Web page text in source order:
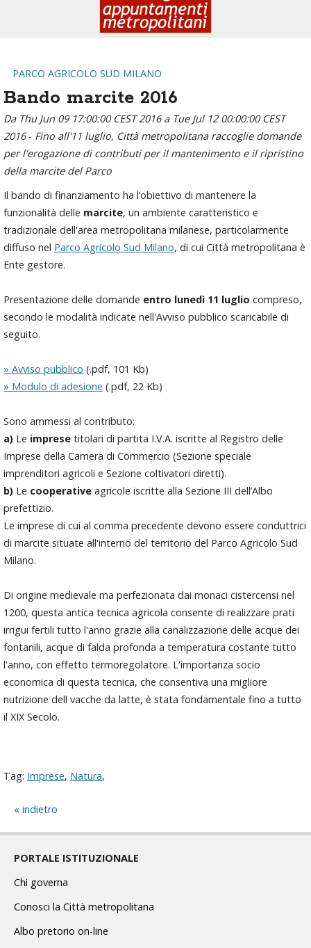
PARCO AGRICOLO SUD MILANO
Bando marcite 2016
Da Thu Jun 09 17:00:00 CEST 2016 a Tue Jul 12 00:00:00 CEST
2016- Fino all'11 luglio, Città metropolitana raccoglie domande
per l'erogazione di contributi per il mantenimento e il ripristino
della marcite del Parco
Il bando di finanziamento ha l’obiettivo di mantenere la
funzionalità delle marcite, un ambiente caratteristico e
tradizionale dell'area metropolitana milanese, particolarmente
diffuso nel Parco Agricolo Sud Milano, di cui Città metropolitana è
Ente gestore.
Presentazione delle domande entro lunedì 11 luglio compreso,
secondo le modalità indicate nell'Avviso pubblico scaricabile di
seguito.
» Avviso pubblico (.pdf, 101 Kb)
» Modulo di adesione (.pdf, 22 Kb)
Sono ammessi al contributo:
a) Le imprese titolari di partita I.V.A. iscritte al Registro delle
Imprese della Camera di Commercio (Sezione speciale
imprenditori agricoli e Sezione coltivatori diretti).
b) Le cooperative agricole iscritte alla Sezione III dell’Albo
prefettizio.
Le imprese di cui al comma precedente devono essere conduttrici
di marcite situate all'interno del territorio del Parco Agricolo Sud
Milano.
Di origine medievale ma perfezionata dai monaci cistercensi nel
1200, questa antica tecnica agricola consente di realizzare prati
irrigui fertili tutto l'anno grazie alla canalizzazione delle acque dei
fontanili, acque di falda profonda a temperatura costante tutto
l'anno, con effetto termoregolatore. L'importanza socio
economica di questa tecnica, che consentiva una migliore
nutrizione dell vacche da latte, è stata fondamentale fino a tutto
il XIX Secolo.
Tag: Imprese, Natura,
indietro
PORTALE ISTITUZIONALE
Chi governa
Conosci la Città metropolitana
Albo pretorio on-line